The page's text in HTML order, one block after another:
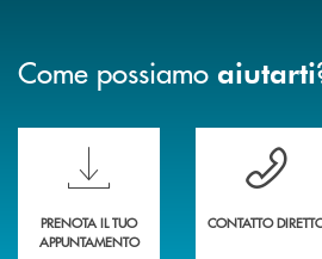
Come possiamo aiutarti
Scopri le funzionalità della nuova
PRENOTA IL TUO
APPUNTAMENTO
Hai bisogno di
CONTATTO